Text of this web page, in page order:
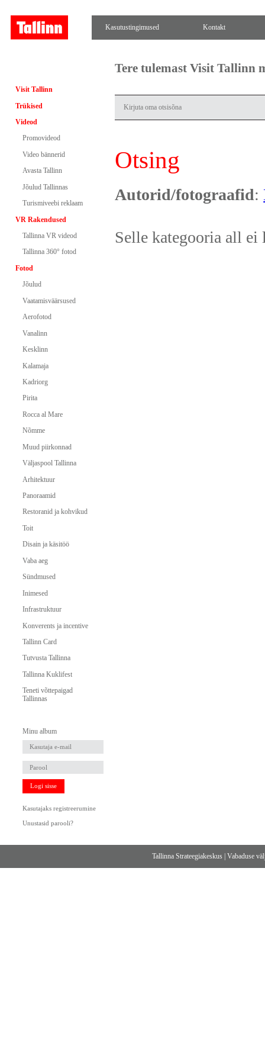
Kasutustingimused Kontakt
Visit Tallinn
Trükised
Videod
Promovideod
Video bännerid
Avasta Tallinn
Jõulud Tallinnas
Turismiveebi reklaam
VR Rakendused
Tallinna VR videod
Tallinna 360° fotod
Fotod
Jõulud
Vaatamisväärsused
Aerofotod
Vanalinn
Kesklinn
Kalamaja
Kadriorg
Pirita
Rocca al Mare
Nõmme
Muud piirkonnad
Väljaspool Tallinna
Arhitektuur
Panoraamid
Restoranid ja kohvikud
Toit
Disain ja käsitöö
Vaba aeg
Sündmused
Inimesed
Infrastruktuur
Konverents ja incentive
Tallinn Card
Tutvusta Tallinna
Tallinna Kuklifest
Teneti võttepaigad
Tallinnas
Minu album
Logi sisse
Kasutajaks registreerumine
Unustasid parooli?
Tere tulemast Visit Tallinn
Otsing
Autorid/fotograafid:
Selle kategooria all
Tallinna Strateegiakeskus |Vabaduse